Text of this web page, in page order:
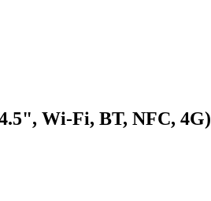
Wi-Fi, BT, NFC, 4G)